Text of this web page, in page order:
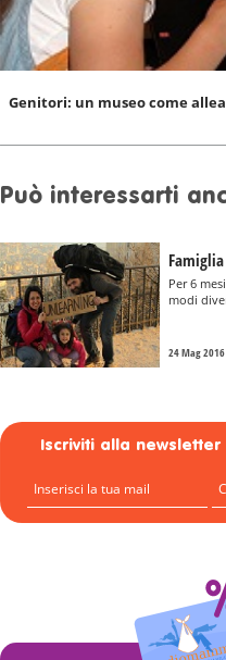
Genitori: un museo come
Può interessarti
Per 6
modi
24 Mag 2016
Iscriviti alla newsletter